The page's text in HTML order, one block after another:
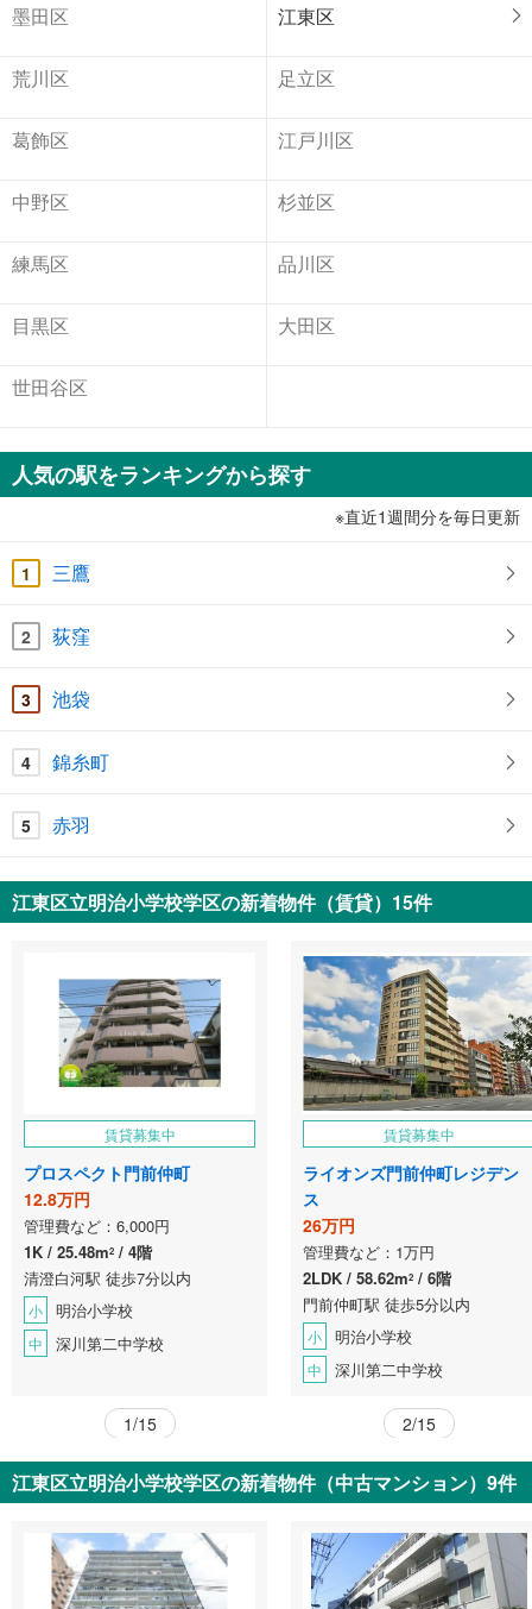
墨田区 江東区
荒川区 足立区
葛飾区 江戸川区
中野区 杉並区
練馬区 品川区
目黒区 大田区
世田谷区
人気の駅をランキングから探す
※直近1週間分を毎日更新
1 三鷹
2 荻窪
3 池袋
4 錦糸町
5 赤羽
江東区立明治小学校学区の新着物件（賃貸）15件
賃貸募集中
プロスペクト門前仲町
12.8万円
管理費など：6,000円
1K
25.48m2
4階
清澄白河駅 徒歩7分以内
小 明治小学校
中 深川第二中学校
1/15
賃貸募集中
ライオンズ門前仲町レジデン
ス
26万円
管理費など：1万円
2LDK
58.62m2
6階
門前仲町駅 徒歩5分以内
小 明治小学校
中 深川第二中学校
2/15
江東区立明治小学校学区の新着物件（中古マンション）9件